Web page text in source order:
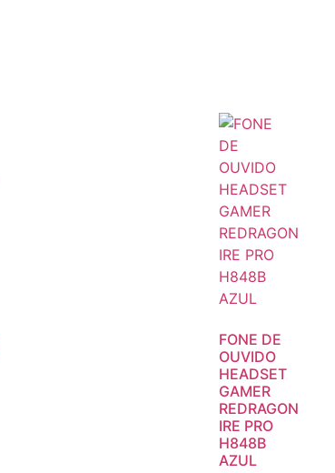
FONE DE
OUVIDO
HEADSET
GAMER
REDRAGON
IRE PRO
H848B
AZUL